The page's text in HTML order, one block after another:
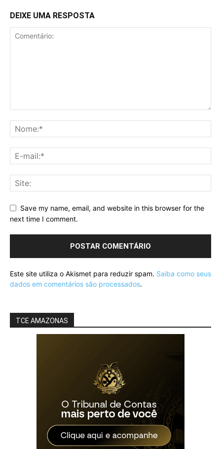
DEIXE UMA RESPOSTA
Save my name, email, and website in this browser for the
next time I comment.
Este site utiliza o Akismet para reduzir spam. Saiba como seus
dados em comentários são processados.
TCE AMAZONAS